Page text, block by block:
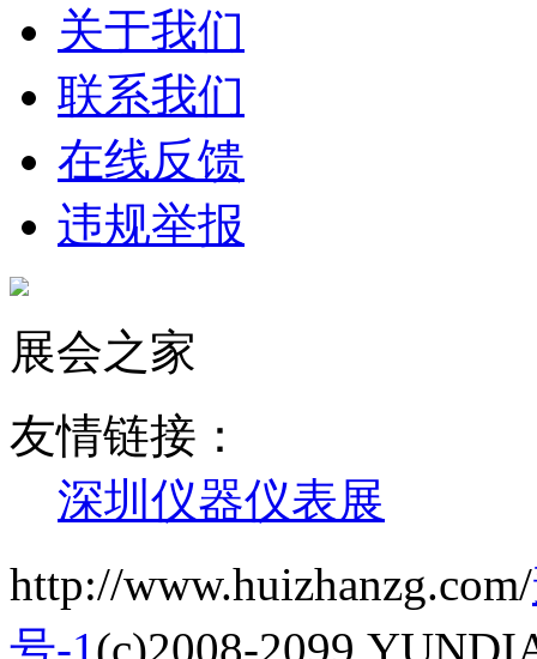
关于我们
联系我们
在线反馈
违规举报
展会之家
友情链接：
深圳仪器仪表展
http://www.huizhanzg.com/
号-1(c)2008-2099